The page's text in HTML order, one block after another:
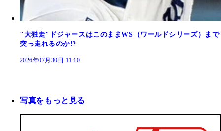
"大独走"ドジャースはこのままWS（ワールドシリーズ）まで
突っ走れるのか!?
2026年07月30日 11:10
写真をもっと見る